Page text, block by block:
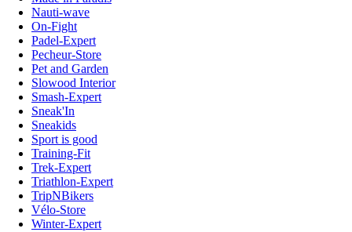
Nauti-wave
On-Fight
Padel-Expert
Pecheur-Store
Pet and Garden
Slowood Interior
Smash-Expert
Sneak'In
Sneakids
Sport is good
Training-Fit
Trek-Expert
Triathlon-Expert
TripNBikers
Vélo-Store
Winter-Expert